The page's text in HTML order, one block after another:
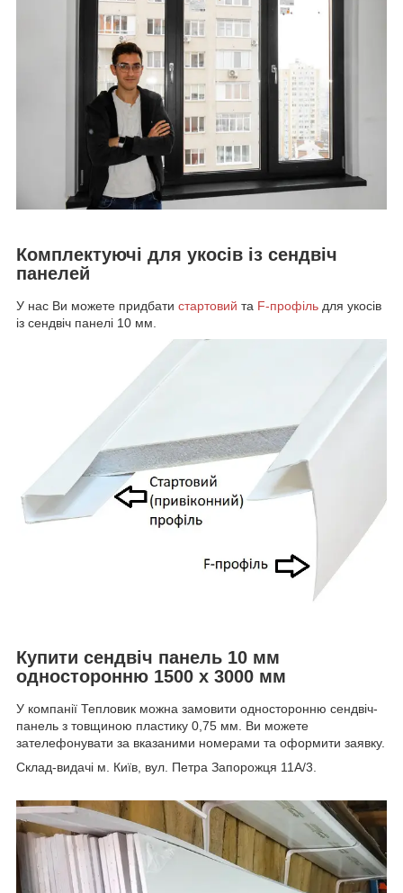
Комплектуючі для укосів із сендвіч
панелей
У нас Ви можете придбати стартовий та F-профіль для укосів
із сендвіч панелі 10 мм.
Купити сендвіч панель 10 мм
односторонню 1500 х 3000 мм
У компанії Тепловик можна замовити односторонню сендвіч-
панель з товщиною пластику 0,75 мм. Ви можете
зателефонувати за вказаними номерами та оформити заявку.
Склад-видачі м. Київ, вул. Петра Запорожця 11А/3.